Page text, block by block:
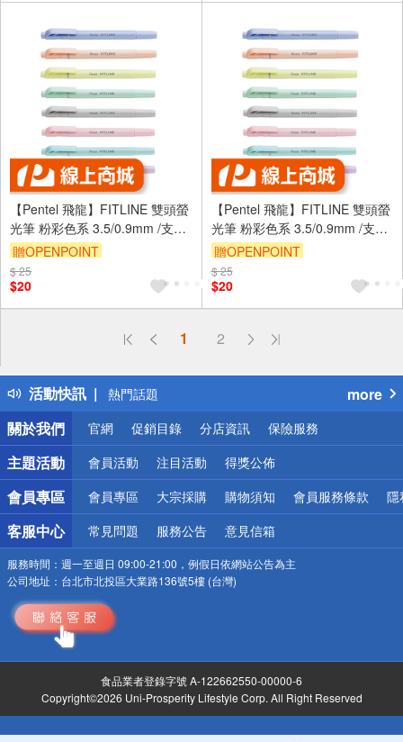
【Pentel 飛龍】FITLINE 雙頭螢
光筆 粉彩色系 3.5/0.9mm /支
SLW11P - 粉彩藍
贈OPENPOINT
$ 25
$20
【Pentel 飛龍】FITLINE 雙頭螢
光筆 粉彩色系 3.5/0.9mm /支
SLW11P - 粉彩天藍
贈OPENPOINT
$ 25
$20
1 2
活動快訊
偏遠地區配送
得獎公告
熱門話題
銀行優惠
偏遠地區配送
詐騙網頁！請小心！
more
關於我們
官網 促銷目錄 分店資訊 保險服務
主題活動 會員活動 注目活動 得獎公佈
會員專區 會員專區 大宗採購 購物須知 會員服務條款 隱
客服中心 常見問題 服務公告 意見信箱
服務時間： 週一至週日 09:00-21:00，例假日依網站公告為主
公司地址： 台北市北投區大業路136號5樓 (台灣)
食品業者登錄字號 A-122662550-00000-6
Copyright©2026 Uni-Prosperity Lifestyle Corp. All Right Reserved